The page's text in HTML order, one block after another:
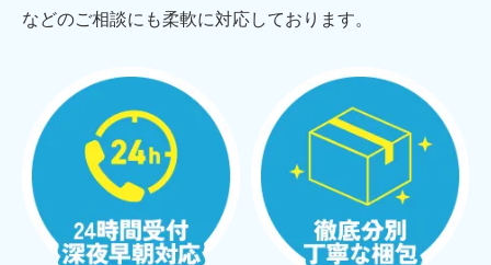
などのご相談にも柔軟に対応しております。